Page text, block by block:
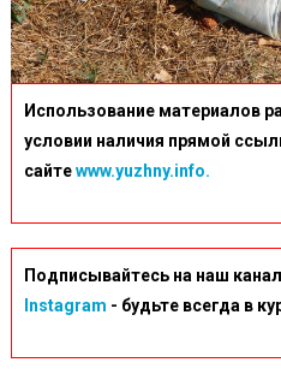
Использование материалов
условии наличия прямой
сайтеwww.yuzhny.info.
Подписывайтесь на наш
Instagram - будьте всегда в